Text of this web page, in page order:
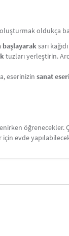
oluşturmak oldukça
başlayaraksarı
tuzları yerleştirin.
eserinizin sanat eseri
için evde